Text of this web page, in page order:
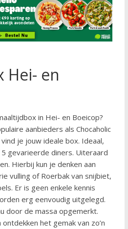
Hei- en
in Hei- en Boeicop?
aanbieders als Chocaholic
je jouw ideale box. Ideaal,
gevarieerde diners. Uiteraard
Hierbij kun je denken aan
vulling of Roerbak van snijbiet,
Er is geen enkele kennis
erg eenvoudig uitgelegd.
door de massa opgemerkt.
het gemak van zo’n